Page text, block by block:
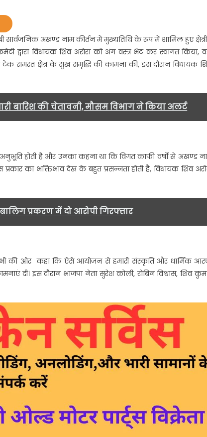
सार्वजनिक अखण्ड नाम कीर्तन में मुख्यतिथि के रूप में शामिल हुए
द्वारा विधायक शिव अरोरा को अंग वस्त्र भेट कर स्वागत किया,
टेक समस्त क्षेत्र के सुख समृद्धि की कामना की, इस दौरान विधायक
बारिश की चेतावनी, मौसम विभाग ने किया अलर्ट
होती है और उनका कहना था कि विगत काफी वर्षो से अखण्ड
का भक्तिभाव देख के बहुत प्रसन्नता होती है, विधायक शिव
प्रकरण में दो आरोपी गिरफ्तार
भी की ओर कहा कि ऐसे आयोजन से हमारी संस्कृति और धार्मिक
दी। इस दौरान भाजपा नेता सुरेश कोली, रोबिन विश्वास, शिव